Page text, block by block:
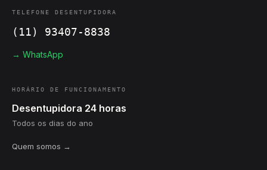
TELEFONE DESENTUPIDORA
(11) 93407-8838
→ WhatsApp
HORÁRIO DE FUNCIONAMENTO
Desentupidora 24 horas
Todos os dias do ano
Quem somos →